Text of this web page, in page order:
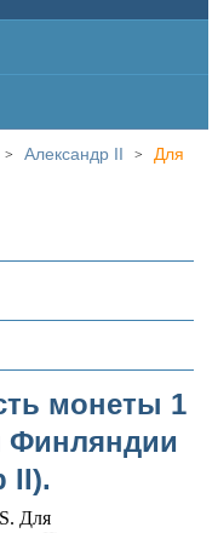
> Александр II >
Для
монеты 1
Финляндии
II).